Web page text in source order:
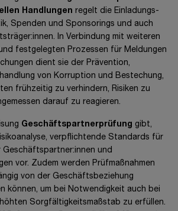
Handlungen regelt die Einladungs-
Spenden und Sponsorings und auch
In Verbindung mit weiteren
festgelegten Prozessen für Meldungen
dient sie der Prävention,
von Korruption und Bestechung,
frühzeitig zu verhindern, Risiken zu
darauf zu reagieren.
Geschäftspartnerprüfung gibt,
verpflichtende Standards für
Geschäftspartner:innen und
vor. Zudem werden Prüfmaßnahmen
von der Geschäftsbeziehung
können, um bei Notwendigkeit auch bei
Sorgfältigkeitsmaßstab zu erfüllen.